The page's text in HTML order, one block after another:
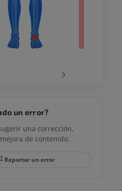
›
un error?
una corrección,
de contenido.
Reportar un error